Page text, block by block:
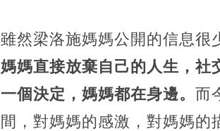
雖然梁洛施媽媽公開的信息很
媽媽直接放棄自己的人生，社
一個決定，媽媽都在身邊。 而
間，對媽媽的感激，對媽媽